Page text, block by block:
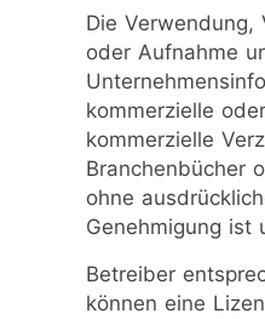
Die Verwendung,
oder Aufnahme
kommerzielle
kommerzielle
Branchenbücher
ohne
Genehmigung ist
Betreiber
können eine